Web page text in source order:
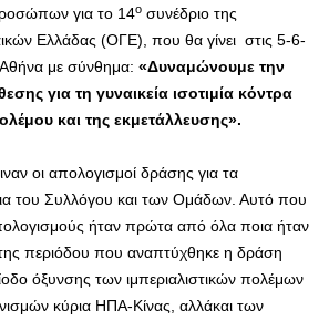
για το 14ο συνέδριο της
Ελλάδας (ΟΓΕ), που θα γίνει στις 5-6-
με σύνθημα: «Δυναμώνουμε την
για τη γυναικεία ισοτιμία κόντρα
και της εκμετάλλευσης».
οι απολογισμοί δράσης για τα
του Συλλόγου και των Ομάδων. Αυτό που
ήταν πρώτα από όλα ποια ήταν
περιόδου που αναπτύχθηκε η δράση
όξυνσης των ιμπεριαλιστικών πολέμων
κύρια ΗΠΑ-Κίνας, αλλάκαι των